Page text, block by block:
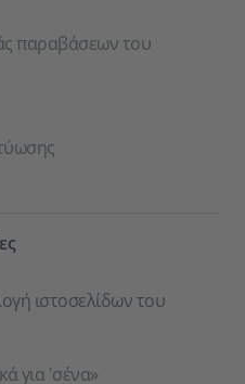
παραβάσεων του
ιστοσελίδων του
για 'σένα»